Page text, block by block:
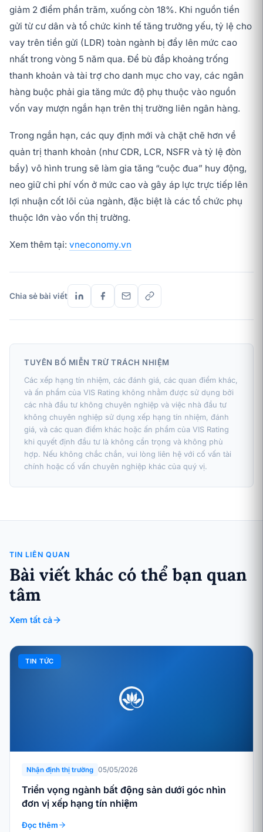
giảm 2 điểm phần trăm, xuống còn 18%. Khi nguồn tiền
gửi từ cư dân và tổ chức kinh tế tăng trưởng yếu, tỷ lệ cho
vay trên tiền gửi (LDR) toàn ngành bị đẩy lên mức cao
nhất trong vòng 5 năm qua. Để bù đắp khoảng trống
thanh khoản và tài trợ cho danh mục cho vay, các ngân
hàng buộc phải gia tăng mức độ phụ thuộc vào nguồn
vốn vay mượn ngắn hạn trên thị trường liên ngân hàng.
Trong ngắn hạn, các quy định mới và chặt chẽ hơn về
quản trị thanh khoản (như CDR, LCR, NSFR và tỷ lệ đòn
bẩy) vô hình trung sẽ làm gia tăng “cuộc đua” huy động,
neo giữ chi phí vốn ở mức cao và gây áp lực trực tiếp lên
lợi nhuận cốt lõi của ngành, đặc biệt là các tổ chức phụ
thuộc lớn vào vốn thị trường.
Xem thêm tại: vneconomy.vn
Chia sẻ bài viết
TUYÊN BỐ MIỄN TRỪ TRÁCH NHIỆM
Các xếp hạng tín nhiệm, các đánh giá, các quan điểm khác,
và ấn phẩm của VIS Rating không nhằm được sử dụng bởi
các nhà đầu tư không chuyên nghiệp và việc nhà đầu tư
không chuyên nghiệp sử dụng xếp hạng tín nhiệm, đánh
giá, và các quan điểm khác hoặc ấn phẩm của VIS Rating
khi quyết định đầu tư là không cẩn trọng và không phù
hợp. Nếu không chắc chắn, vui lòng liên hệ với cố vấn tài
chính hoặc cố vấn chuyên nghiệp khác của quý vị.
TIN LIÊN QUAN
Bài viết khác có thể bạn quan
tâm
Xem tất cả
TIN TỨC
Nhận định thị trường 05/05/2026
Triển vọng ngành bất động sản dưới góc nhìn
đơn vị xếp hạng tín nhiệm
Đọc thêm